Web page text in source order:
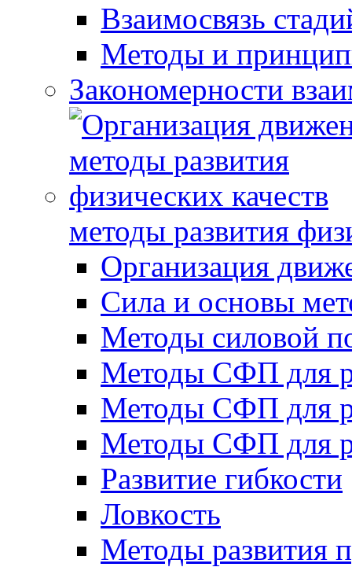
Взаимосвязь
Методы и
Закономерности
методы развития
Организация
Сила и основы
Методы силовой
Методы СФП для
Методы СФП для
Методы СФП для
Развитие гибкости
Ловкость
Методы развития